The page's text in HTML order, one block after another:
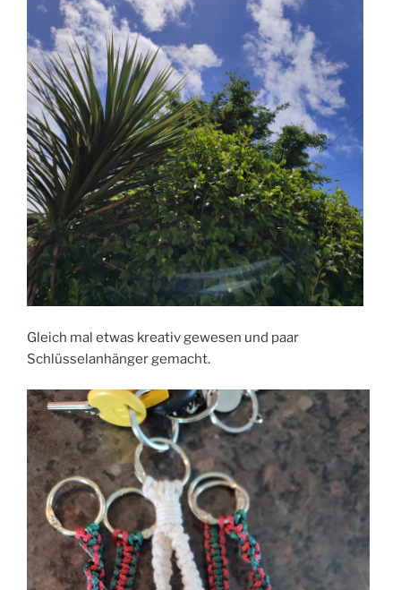
Gleich mal etwas kreativ gewesen und paar
Schlüsselanhänger gemacht.